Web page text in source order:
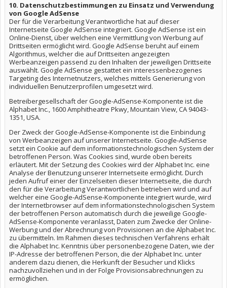
10. Datenschutzbestimmungen zu Einsatz und Verwendung
von Google AdSense
Der für die Verarbeitung Verantwortliche hat auf dieser
Internetseite Google AdSense integriert. Google AdSense ist ein
Online-Dienst, über welchen eine Vermittlung von Werbung auf
Drittseiten ermöglicht wird. Google AdSense beruht auf einem
Algorithmus, welcher die auf Drittseiten angezeigten
Werbeanzeigen passend zu den Inhalten der jeweiligen Drittseite
auswählt. Google AdSense gestattet ein interessenbezogenes
Targeting des Internetnutzers, welches mittels Generierung von
individuellen Benutzerprofilen umgesetzt wird.
Betreibergesellschaft der Google-AdSense-Komponente ist die
Alphabet Inc., 1600 Amphitheatre Pkwy, Mountain View, CA 94043-
1351, USA.
Der Zweck der Google-AdSense-Komponente ist die Einbindung
von Werbeanzeigen auf unserer Internetseite. Google-AdSense
setzt ein Cookie auf dem informationstechnologischen System der
betroffenen Person. Was Cookies sind, wurde oben bereits
erläutert. Mit der Setzung des Cookies wird der Alphabet Inc. eine
Analyse der Benutzung unserer Internetseite ermöglicht. Durch
jeden Aufruf einer der Einzelseiten dieser Internetseite, die durch
den für die Verarbeitung Verantwortlichen betrieben wird und auf
welcher eine Google-AdSense-Komponente integriert wurde, wird
der Internetbrowser auf dem informationstechnologischen System
der betroffenen Person automatisch durch die jeweilige Google-
AdSense-Komponente veranlasst, Daten zum Zwecke der Online-
Werbung und der Abrechnung von Provisionen an die Alphabet Inc.
zu übermitteln. Im Rahmen dieses technischen Verfahrens erhält
die Alphabet Inc. Kenntnis über personenbezogene Daten, wie der
IP-Adresse der betroffenen Person, die der Alphabet Inc. unter
anderem dazu dienen, die Herkunft der Besucher und Klicks
nachzuvollziehen und in der Folge Provisionsabrechnungen zu
ermöglichen.